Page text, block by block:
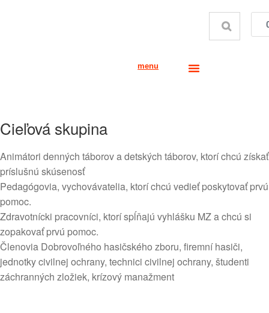
menu
Cieľová skupina
Animátori denných táborov a detských táborov, ktorí chcú získať
príslušnú skúsenosť
Pedagógovia, vychovávatelia, ktorí chcú vedieť poskytovať prvú
pomoc.
Zdravotnícki pracovníci, ktorí spĺňajú vyhlášku MZ a chcú si
zopakovať prvú pomoc.
Členovia Dobrovoľného hasičského zboru, firemní hasiči,
jednotky civilnej ochrany, technici civilnej ochrany, študenti
záchranných zložiek, krízový manažment